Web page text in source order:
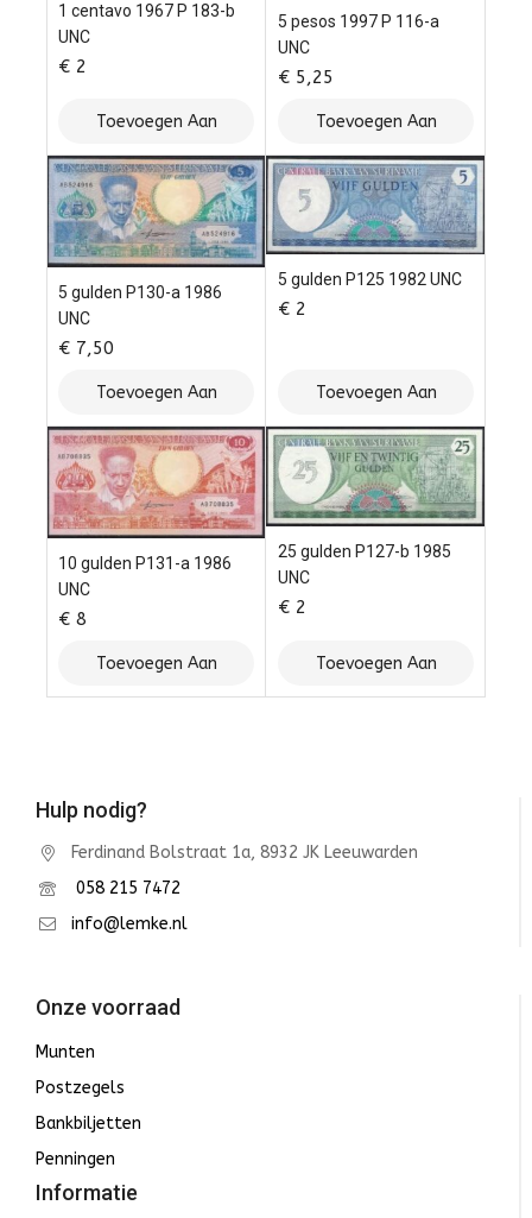
1 centavo 1967 P 183-b
UNC
€ 2
Toevoegen Aan
Winkelwagen
5 pesos 1997 P 116-a
UNC
€ 5,25
Toevoegen Aan
Winkelwagen
5 gulden P130-a 1986
UNC
€ 7,50
Toevoegen Aan
Winkelwagen
5 gulden P125 1982 UNC
€ 2
Toevoegen Aan
Winkelwagen
10 gulden P131-a 1986
UNC
€ 8
Toevoegen Aan
Winkelwagen
25 gulden P127-b 1985
UNC
€ 2
Toevoegen Aan
Winkelwagen
Hulp nodig?
Ferdinand Bolstraat 1a, 8932 JK Leeuwarden
058 215 7472
info@lemke.nl
Onze voorraad
Munten
Postzegels
Bankbiljetten
Penningen
Informatie